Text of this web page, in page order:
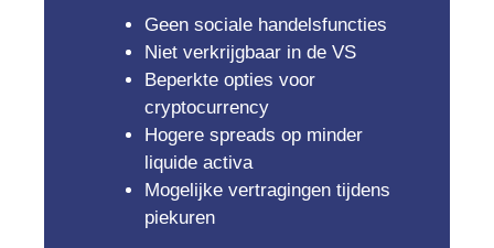
Geen sociale handelsfuncties
Niet verkrijgbaar in de VS
Beperkte opties voor
cryptocurrency
Hogere spreads op minder
liquide activa
Mogelijke vertragingen tijdens
piekuren